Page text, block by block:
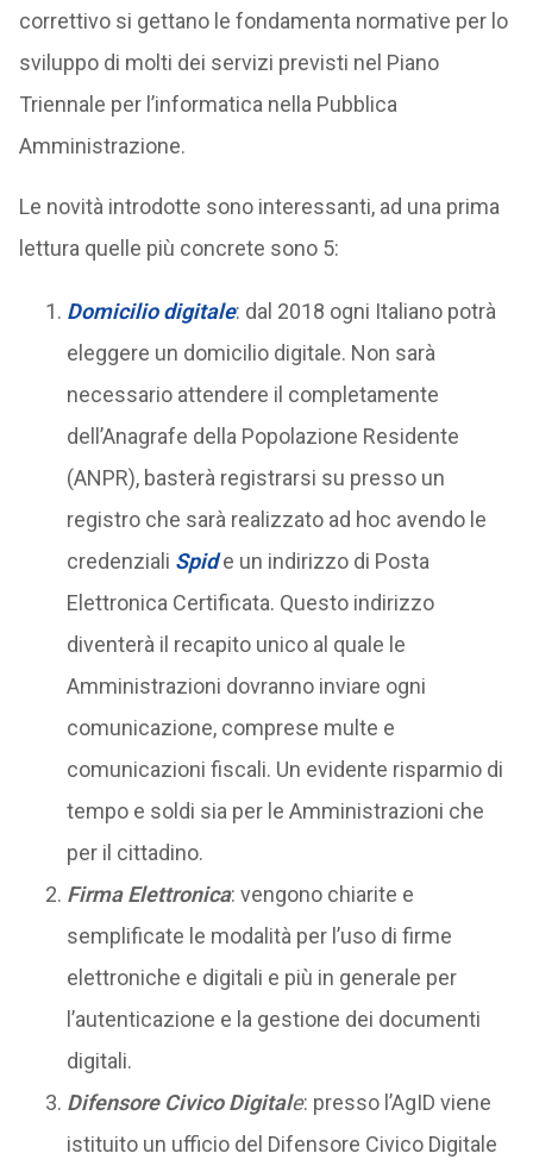
correttivo si gettano le fondamenta normative per lo
sviluppo di molti dei servizi previsti nel Piano
Triennale per l’informatica nella Pubblica
Amministrazione.
Le novità introdotte sono interessanti, ad una prima
lettura quelle più concrete sono 5:
Domicilio digitale: dal 2018 ogni Italiano potrà
eleggere un domicilio digitale. Non sarà
necessario attendere il completamente
dell’Anagrafe della Popolazione Residente
(ANPR), basterà registrarsi su presso un
registro che sarà realizzato ad hoc avendo le
credenziali Spid e un indirizzo di Posta
Elettronica Certificata. Questo indirizzo
diventerà il recapito unico al quale le
Amministrazioni dovranno inviare ogni
comunicazione, comprese multe e
comunicazioni fiscali. Un evidente risparmio di
tempo e soldi sia per le Amministrazioni che
per il cittadino.
Firma Elettronica: vengono chiarite e
semplificate le modalità per l’uso di firme
elettroniche e digitali e più in generale per
l’autenticazione e la gestione dei documenti
digitali.
Difensore Civico Digitale: presso l’AgID viene
istituito un ufficio del Difensore Civico Digitale